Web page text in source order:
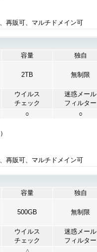
再販可、マルチドメイン可
容量 独自
2TB 無制限
ウイルス
チェック
迷惑メール
フィルター
○ ○
再販可、マルチドメイン可
容量 独自
500GB 無制限
ウイルス
チェック
迷惑メール
フィルター